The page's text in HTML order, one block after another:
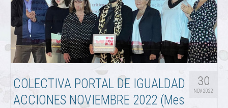
30
NOV 2022
COLECTIVA PORTAL DE IGUALDAD
ACCIONES NOVIEMBRE 2022 (Mes